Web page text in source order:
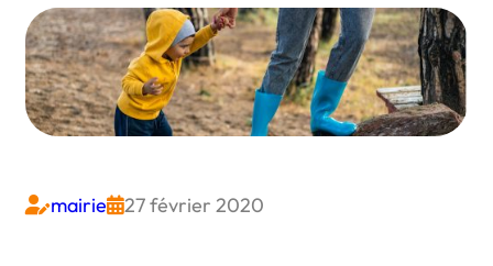
mairie27 février 2020